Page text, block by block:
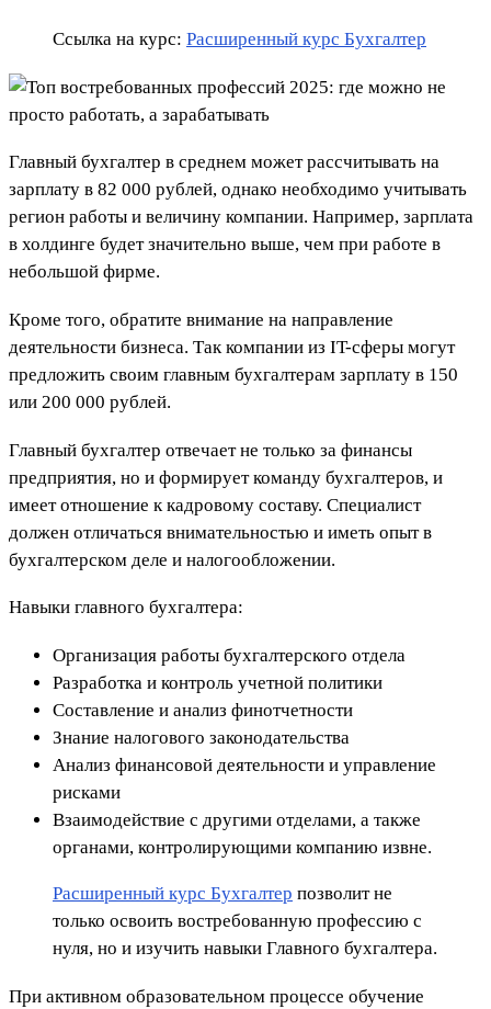
Ссылка на курс: Расширенный курс Бухгалтер
Главный бухгалтер в среднем может рассчитывать на
зарплату в 82 000 рублей, однако необходимо учитывать
регион работы и величину компании. Например, зарплата
в холдинге будет значительно выше, чем при работе в
небольшой фирме.
Кроме того, обратите внимание на направление
деятельности бизнеса. Так компании из IT-сферы могут
предложить своим главным бухгалтерам зарплату в 150
или 200 000 рублей.
Главный бухгалтер отвечает не только за финансы
предприятия, но и формирует команду бухгалтеров, и
имеет отношение к кадровому составу. Специалист
должен отличаться внимательностью и иметь опыт в
бухгалтерском деле и налогообложении.
Навыки главного бухгалтера:
Организация работы бухгалтерского отдела
Разработка и контроль учетной политики
Составление и анализ финотчетности
Знание налогового законодательства
Анализ финансовой деятельности и управление
рисками
Взаимодействие с другими отделами, а также
органами, контролирующими компанию извне.
Расширенный курс Бухгалтер позволит не
только освоить востребованную профессию с
нуля, но и изучить навыки Главного бухгалтера.
При активном образовательном процессе обучение